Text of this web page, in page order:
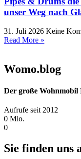
unser Weg nach
31. Juli 2026 Keine
Read More »
Womo.blog
Der große Wohnmobil
Aufrufe seit 2012
0 Mio.
0
Sie finden uns